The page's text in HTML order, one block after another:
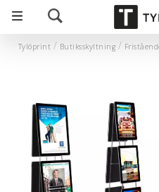
Tylöprint Butiksskyltning